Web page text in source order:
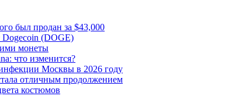
был продан за $43,000
Dogecoin (DOGE)
монеты
что изменится?
Москвы в 2026 году
отличным продолжением
костюмов